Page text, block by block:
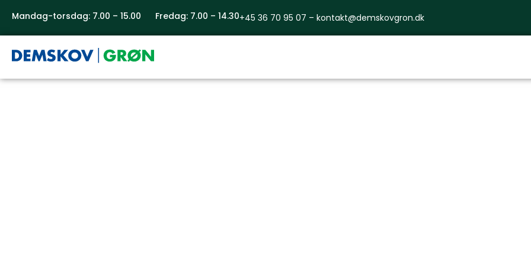
Mandag-torsdag: 7.00 – 15.00 Fredag: 7.00 – 14.30+45 36 70 95 07 – kontakt@demskovgron.dk